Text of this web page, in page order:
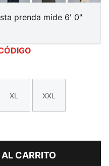
prenda mide 6' 0"
Talla
XL
Talla
XXL
CARRITO